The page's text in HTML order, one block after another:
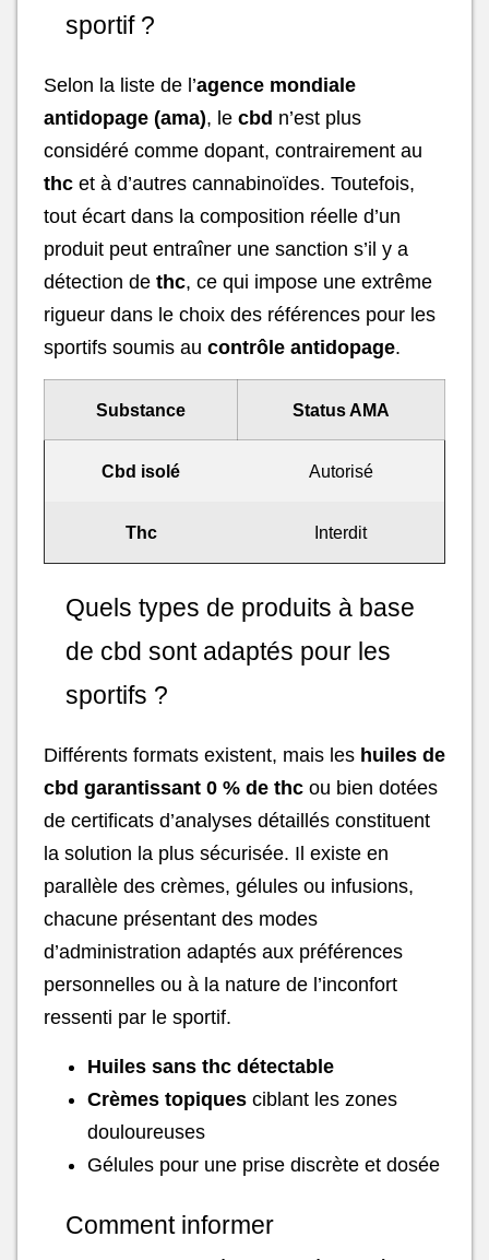
sportif ?
Selon la liste de l’agence mondiale
antidopage (ama), le cbd n’est plus
considéré comme dopant, contrairement au
thc et à d’autres cannabinoïdes. Toutefois,
tout écart dans la composition réelle d’un
produit peut entraîner une sanction s’il y a
détection de thc, ce qui impose une extrême
rigueur dans le choix des références pour les
sportifs soumis au contrôle antidopage.
Substance Status AMA
Cbd isolé Autorisé
Thc Interdit
Quels types de produits à base
de cbd sont adaptés pour les
sportifs ?
Différents formats existent, mais les huiles de
cbd garantissant 0 % de thc ou bien dotées
de certificats d’analyses détaillés constituent
la solution la plus sécurisée. Il existe en
parallèle des crèmes, gélules ou infusions,
chacune présentant des modes
d’administration adaptés aux préférences
personnelles ou à la nature de l’inconfort
ressenti par le sportif.
Huiles sans thc détectable
Crèmes topiques ciblant les zones
douloureuses
Gélules pour une prise discrète et dosée
Comment informer